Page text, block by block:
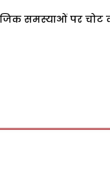
समस्याओं पर